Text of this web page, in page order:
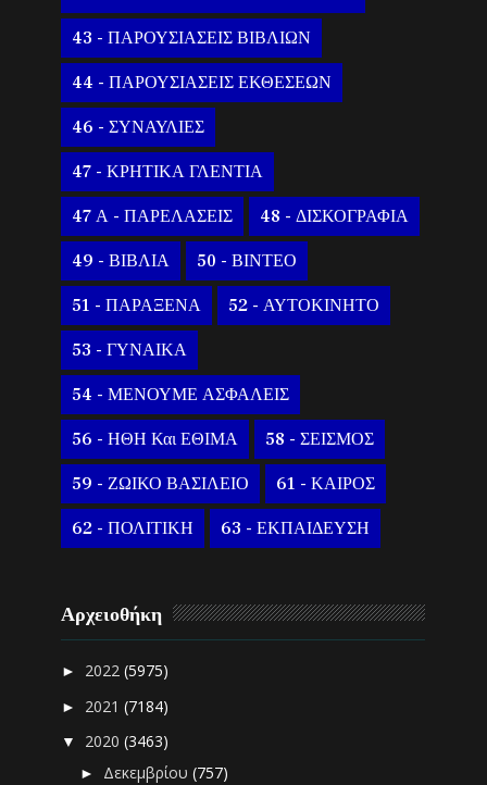
43 - ΠΑΡΟΥΣΙΑΣΕΙΣ ΒΙΒΛΙΩΝ
44 - ΠΑΡΟΥΣΙΑΣΕΙΣ ΕΚΘΕΣΕΩΝ
46 - ΣΥΝΑΥΛΙΕΣ
47 - ΚΡΗΤΙΚΑ ΓΛΕΝΤΙΑ
47 Α - ΠΑΡΕΛΑΣΕΙΣ 48 - ΔΙΣΚΟΓΡΑΦΙΑ
49 - ΒΙΒΛΙΑ 50 - ΒΙΝΤΕΟ
51 - ΠΑΡΑΞΕΝΑ 52 - ΑΥΤΟΚΙΝΗΤΟ
53 - ΓΥΝΑΙΚΑ
54 - ΜΕΝΟΥΜΕ ΑΣΦΑΛΕΙΣ
56 - ΗΘΗ Και ΕΘΙΜΑ 58 - ΣΕΙΣΜΟΣ
59 - ΖΩΙΚΟ ΒΑΣΙΛΕΙΟ 61 - ΚΑΙΡΟΣ
62 - ΠΟΛΙΤΙΚΗ 63 - ΕΚΠΑΙΔΕΥΣΗ
Αρχειοθήκη
► 2022(5975)
► 2021(7184)
▼ 2020(3463)
► Δεκεμβρίου(757)